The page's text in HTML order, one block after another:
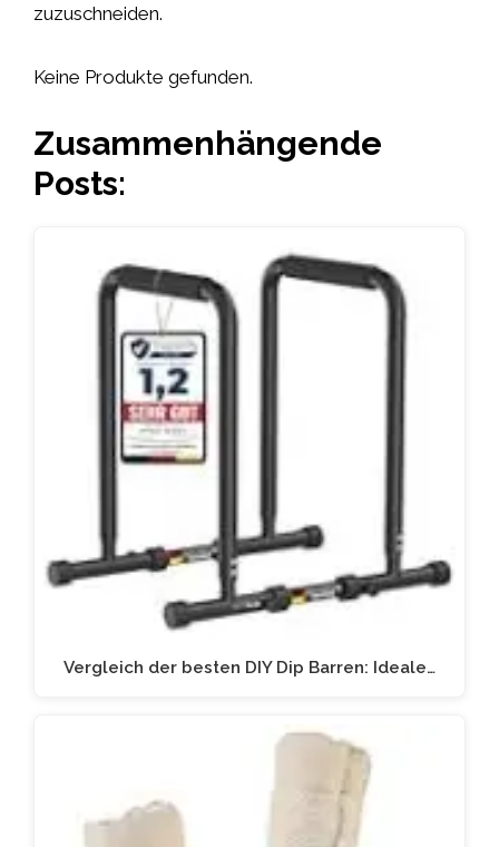
zuzuschneiden.
Keine Produkte gefunden.
Zusammenhängende
Posts:
Vergleich der besten DIY Dip Barren: Ideale…